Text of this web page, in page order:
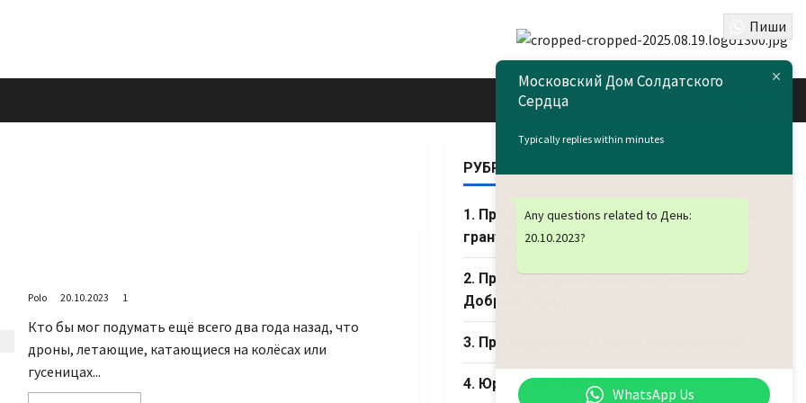
Polo 20.10.2023 1
Кто бы мог подумать ещё всего два года назад, что
дроны, летающие, катающиеся на колёсах или
гусеницах...
РУБРИКИ
1. При поддержке Фонда Президентских
грантов
2. При поддержке конкурса "Москва –
Добрый город"
3. При поддержке гранта Мэра Москвы
4. Юридическая страничка
Московский Дом Солдатского
Сердца
Typically replies within minutes
Any questions related to День:
20.10.2023?
WhatsApp Us
Пиши